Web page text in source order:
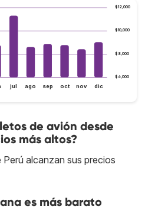
$6,000
$8,000
$10,000
$12,000
jul ago sep oct nov dic
de avión desde
más altos?
Perú alcanzan sus precios
es más barato